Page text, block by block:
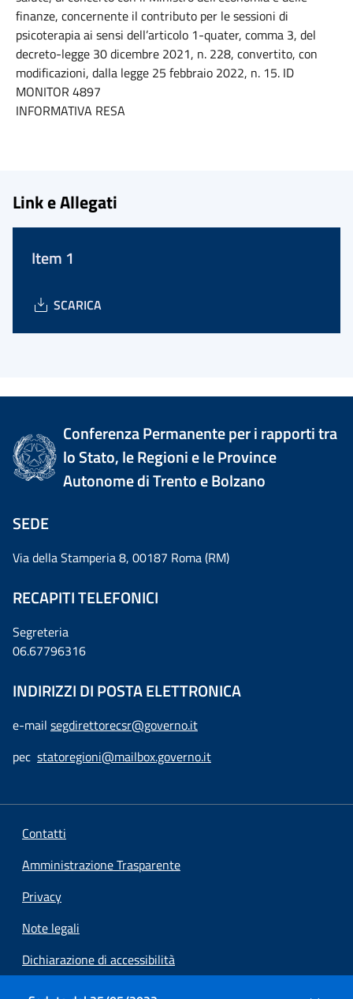
finanze, concernente il contributo per le sessioni di
psicoterapia ai sensi dell’articolo 1-quater, comma 3, del
decreto-legge 30 dicembre 2021, n. 228, convertito, con
modificazioni, dalla legge 25 febbraio 2022, n. 15. ID
MONITOR 4897
INFORMATIVA RESA
Link e Allegati
Item 1
SCARICA
Conferenza Permanente per i rapporti tra
lo Stato, le Regioni e le Province
Autonome di Trento e Bolzano
SEDE
Via della Stamperia 8, 00187 Roma (RM)
RECAPITI TELEFONICI
Segreteria
06.67796316
INDIRIZZI DI POSTA ELETTRONICA
e-mail segdirettorecsr@governo.it
pec statoregioni@mailbox.governo.it
Contatti
Amministrazione Trasparente
Privacy
Note legali
Dichiarazione di accessibilità
Preferenze cookie